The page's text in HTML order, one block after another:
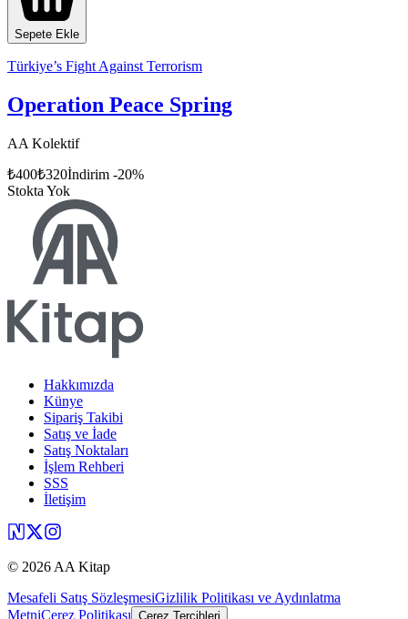
Sepete Ekle
Türkiye’s Fight Against Terrorism
Operation Peace Spring
AA Kolektif
₺400₺320İndirim -20%
Stokta Yok
Hakkımızda
Künye
Sipariş Takibi
Satış ve İade
Satış Noktaları
İşlem Rehberi
SSS
İletişim
© 2026 AA Kitap
Mesafeli Satış SözleşmesiGizlilik Politikası ve Aydınlatma
MetniÇerez Politikası Çerez Tercihleri